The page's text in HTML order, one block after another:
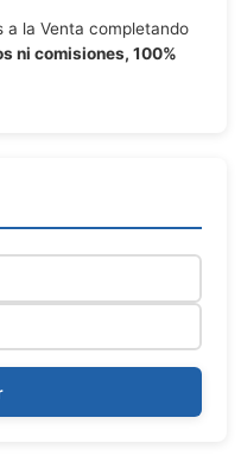
a la Venta completando
ni comisiones, 100%